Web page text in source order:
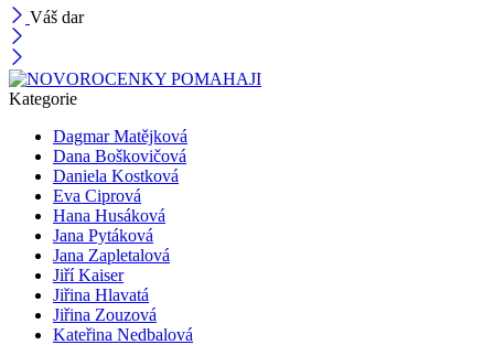
Váš dar
Kategorie
Dagmar Matějková
Dana Boškovičová
Daniela Kostková
Eva Ciprová
Hana Husáková
Jana Pytáková
Jana Zapletalová
Jiří Kaiser
Jiřina Hlavatá
Jiřina Zouzová
Kateřina Nedbalová